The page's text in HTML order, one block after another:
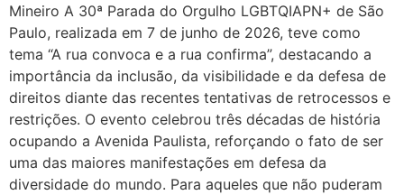
Mineiro A 30ª Parada do Orgulho LGBTQIAPN+ de São
Paulo, realizada em 7 de junho de 2026, teve como
tema “A rua convoca e a rua confirma”, destacando a
importância da inclusão, da visibilidade e da defesa de
direitos diante das recentes tentativas de retrocessos e
restrições. O evento celebrou três décadas de história
ocupando a Avenida Paulista, reforçando o fato de ser
uma das maiores manifestações em defesa da
diversidade do mundo. Para aqueles que não puderam